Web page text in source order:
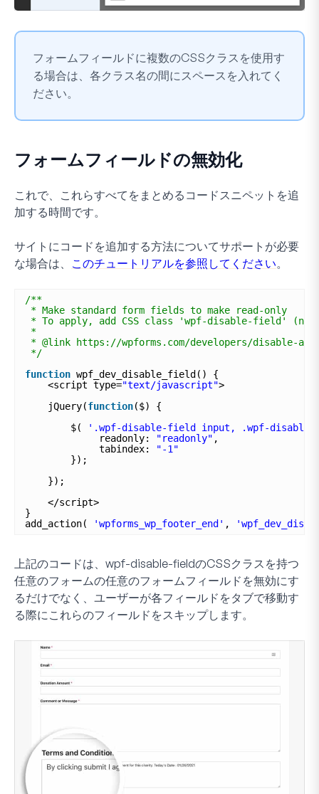
フォームフィールドに複数のCSSクラスを使用す
る場合は、各クラス名の間にスペースを入れてく
ださい。
フォームフィールドの無効化
これで、これらすべてをまとめるコードスニペットを追
加する時間です。
サイトにコードを追加する方法についてサポートが必要
な場合は、 このチュートリアルを参照してください。
/**
* Make standard form fields to make read-only
* To apply, add CSS class 'wpf-disable-field'
*
* @link https://wpforms.com/developers/disable-
*/
function wpf_dev_disable_field() {
<script type="text/javascript">
jQuery(function($) {
$(
'.wpf-disable-field input, .wpf-
readonly:
"readonly" ,
tabindex:
"-1"
});
});
</script>
}
add_action(
'wpforms_wp_footer_end' ,
上記のコードは、 wpf-disable-fieldのCSSクラスを持つ
任意のフォームの任意のフォームフィールドを無効にす
るだけでなく、ユーザーが各フィールドをタブで移動す
る際にこれらのフィールドをスキップします。